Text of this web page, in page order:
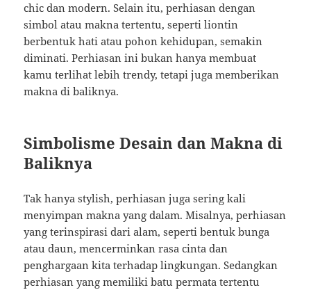
chic dan modern. Selain itu, perhiasan dengan
simbol atau makna tertentu, seperti liontin
berbentuk hati atau pohon kehidupan, semakin
diminati. Perhiasan ini bukan hanya membuat
kamu terlihat lebih trendy, tetapi juga memberikan
makna di baliknya.
Simbolisme Desain dan Makna di
Baliknya
Tak hanya stylish, perhiasan juga sering kali
menyimpan makna yang dalam. Misalnya, perhiasan
yang terinspirasi dari alam, seperti bentuk bunga
atau daun, mencerminkan rasa cinta dan
penghargaan kita terhadap lingkungan. Sedangkan
perhiasan yang memiliki batu permata tertentu